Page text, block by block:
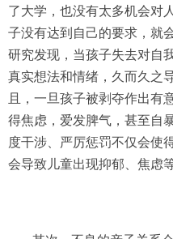
了大学，也没有太多机会对
子没有达到自己的要求，就
研究发现，当孩子失去对自
真实想法和情绪，久而久之
且，一旦孩子被剥夺作出有
得焦虑，爱发脾气，甚至自
度干涉、严厉惩罚不仅会使
会导致儿童出现抑郁、焦虑